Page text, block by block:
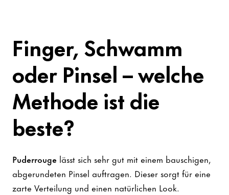
Finger, Schwamm
oder Pinsel – welche
Methode ist die
beste?
Puderrouge lässt sich sehr gut mit einem bauschigen,
abgerundeten Pinsel auftragen. Dieser sorgt für eine
zarte Verteilung und einen natürlichen Look.